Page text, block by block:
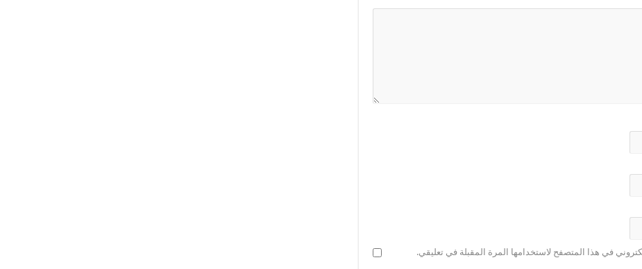
في هذا المتصفح لاستخدامها المرة المقبلة في تعليقي.